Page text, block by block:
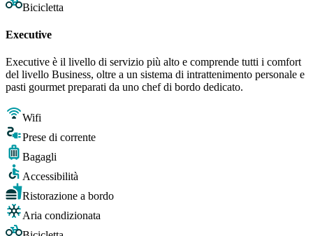
Bicicletta
Executive
Executive è il livello di servizio più alto e comprende tutti i comfort
del livello Business, oltre a un sistema di intrattenimento personale e
pasti gourmet preparati da uno chef di bordo dedicato.
Wifi
Prese di corrente
Bagagli
Accessibilità
Ristorazione a bordo
Aria condizionata